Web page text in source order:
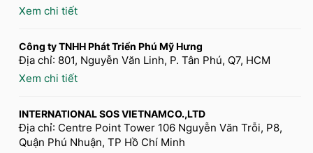
Xem chi tiết
Công ty TNHH Phát Triển Phú Mỹ Hưng
Địa chỉ: 801, Nguyễn Văn Linh, P. Tân Phú, Q7, HCM
Xem chi tiết
INTERNATIONAL SOS VIETNAMCO.,LTD
Địa chỉ: Centre Point Tower 106 Nguyễn Văn Trỗi, P8,
Quận Phú Nhuận, TP Hồ Chí Minh